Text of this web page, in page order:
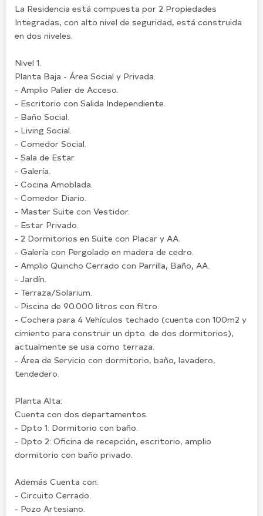
La Residencia está compuesta por 2 Propiedades
Integradas, con alto nivel de seguridad, está construida
en dos niveles.
Nivel 1.
Planta Baja - Área Social y Privada.
- Amplio Palier de Acceso.
- Escritorio con Salida Independiente.
- Baño Social.
- Living Social.
- Comedor Social.
- Sala de Estar.
- Galería.
- Cocina Amoblada.
- Comedor Diario.
- Master Suite con Vestidor.
- Estar Privado.
- 2 Dormitorios en Suite con Placar y AA.
- Galería con Pergolado en madera de cedro.
- Amplio Quincho Cerrado con Parrilla, Baño, AA.
- Jardín.
- Terraza/Solarium.
- Piscina de 90.000 litros con filtro.
- Cochera para 4 Vehículos techado (cuenta con 100m2 y
cimiento para construir un dpto. de dos dormitorios),
actualmente se usa como terraza.
- Área de Servicio con dormitorio, baño, lavadero,
tendedero.
Planta Alta:
Cuenta con dos departamentos.
- Dpto 1: Dormitorio con baño.
- Dpto 2: Oficina de recepción, escritorio, amplio
dormitorio con baño privado.
Además Cuenta con:
- Circuito Cerrado.
- Pozo Artesiano.